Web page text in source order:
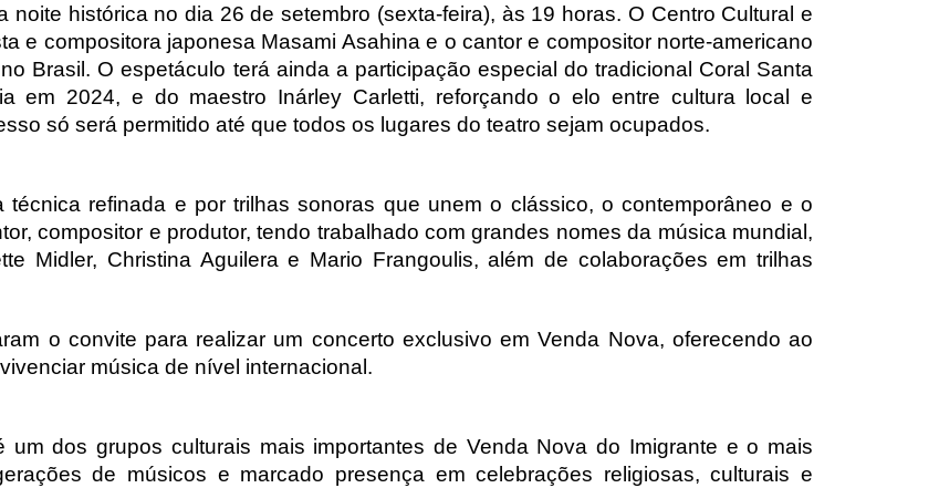
histórica no dia 26 de setembro (sexta-feira), às 19 horas. O Centro Cultural e
e compositora japonesa Masami Asahina e o cantor e compositor norte-americano
Brasil. O espetáculo terá ainda a participação especial do tradicional Coral Santa
em 2024, e do maestro Inárley Carletti, reforçando o elo entre cultura local e
só será permitido até que todos os lugares do teatro sejam ocupados.
técnica refinada e por trilhas sonoras que unem o clássico, o contemporâneo e o
compositor e produtor, tendo trabalhado com grandes nomes da música mundial,
Midler, Christina Aguilera e Mario Frangoulis, além de colaborações em trilhas
o convite para realizar um concerto exclusivo em Venda Nova, oferecendo ao
música de nível internacional.
dos grupos culturais mais importantes de Venda Nova do Imigrante e o mais
de músicos e marcado presença em celebrações religiosas, culturais e